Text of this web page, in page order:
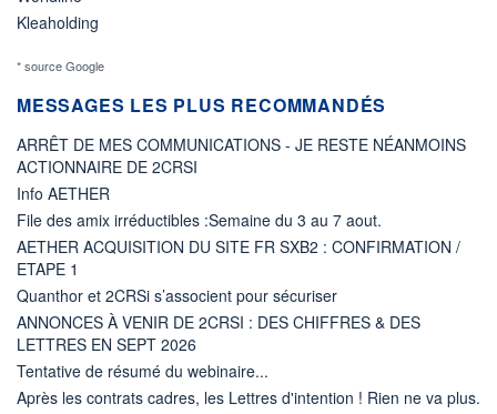
Kleaholding
* source Google
MESSAGES LES PLUS RECOMMANDÉS
ARRÊT DE MES COMMUNICATIONS - JE RESTE NÉANMOINS
ACTIONNAIRE DE 2CRSI
Info AETHER
File des amix irréductibles :Semaine du 3 au 7 aout.
AETHER ACQUISITION DU SITE FR SXB2 : CONFIRMATION /
ETAPE 1
Quanthor et 2CRSi s’associent pour sécuriser
ANNONCES À VENIR DE 2CRSI : DES CHIFFRES & DES
LETTRES EN SEPT 2026
Tentative de résumé du webinaire...
Après les contrats cadres, les Lettres d'intention ! Rien ne va plus.